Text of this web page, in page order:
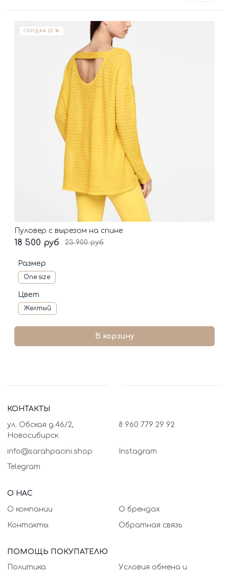
СКИДКА 23 %
Пуловер с вырезом на спине
18 500 руб 23 900 руб
Размер
One size
Цвет
Желтый
В корзину
КОНТАКТЫ
ул. Обская д.46/2,
Новосибирск
8 960 779 29 92
info@sarahpacini.shop Instagram
Telegram
О НАС
О компании О брендах
Контакты Обратная связь
ПОМОЩЬ ПОКУПАТЕЛЮ
Политика Условия обмена и